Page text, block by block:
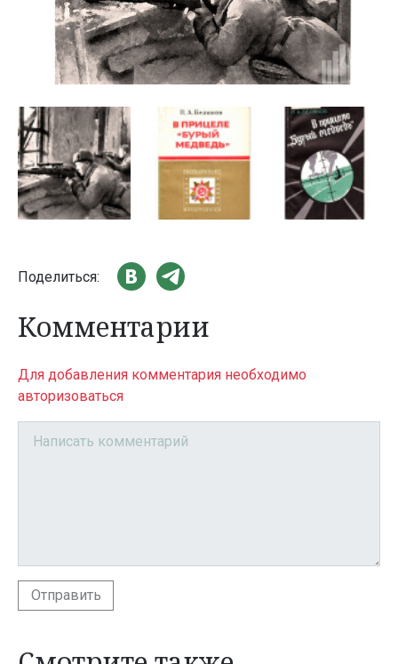
Поделиться:
Комментарии
Для добавления комментария необходимо
авторизоваться
Отправить